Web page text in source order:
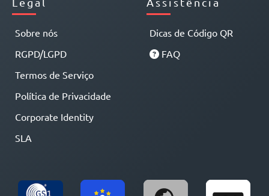
Sobre nós
RGPD/LGPD
Termos de Serviço
Política de Privacidade
Corporate Identity
SLA
Dicas de Código QR
FAQ